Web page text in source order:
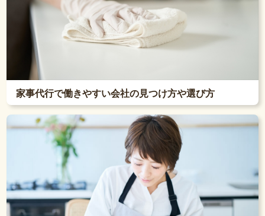
家事代行で働きやすい会社の見つけ方や選び方